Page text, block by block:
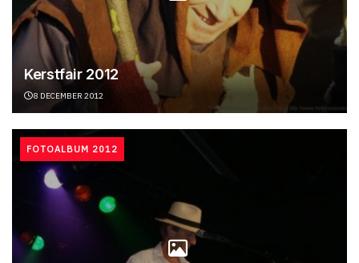
Kerstfair 2012
8 DECEMBER 2012
FOTOALBUM 2012